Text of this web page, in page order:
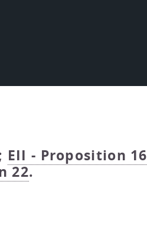
EII - Proposition 16
22.